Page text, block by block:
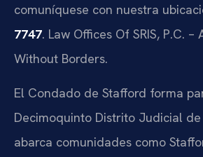
comuníquese con nuestra
7747. Law Offices Of SRIS, P.C. –
Without Borders.
El Condado de Stafford forma
Decimoquinto Distrito Judicial
abarca comunidades como